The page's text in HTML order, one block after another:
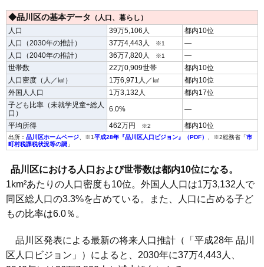
◆品川区の基本データ
（人口、暮らし）
人口
39万5,106人
都内10位
人口（2030年の推計）
37万4,443人 ※1
―
人口（2040年の推計）
36万7,820人 ※1
―
世帯数
22万0,909世帯
都内10位
人口密度（人／㎢）
1万6,971人／㎢
都内10位
外国人人口
1万3,132人
都内17位
子ども比率（未就学児童÷総人
口）
6.0%
―
平均所得
462万円 ※2 都内10位
出所： 品川区ホームページ 、※1平成28年『品川区人口ビジョン』（PDF） 、※2総務省「市
町村税課税状況等の調 」
品川区における人口および世帯数は都内10位になる。
1km²あたりの人口密度も10位。外国人人口は1万3,132人で
同区総人口の3.3%を占めている。また、人口に占める子ど
もの比率は6.0％。
品川区発表による最新の将来人口推計（「平成28年 品川
区人口ビジョン」）によると、2030年に37万4,443人、